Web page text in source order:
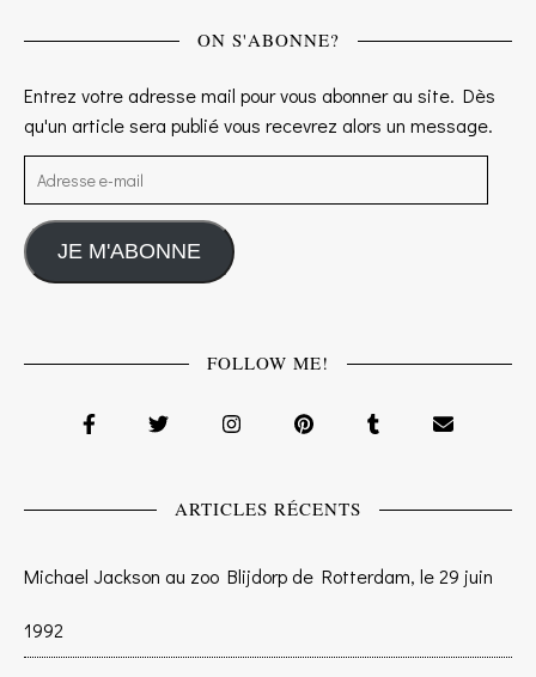
ON S'ABONNE?
Entrez votre adresse mail pour vous abonner au site. Dès
qu'un article sera publié vous recevrez alors un message.
Adresse e-mail
JE M'ABONNE
FOLLOW ME!
ARTICLES RÉCENTS
Michael Jackson au zoo Blijdorp de Rotterdam, le 29 juin
1992